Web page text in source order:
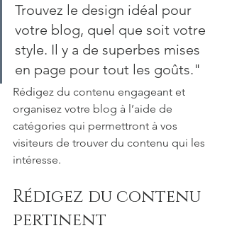
Trouvez le design idéal pour
votre blog, quel que soit votre
style. Il y a de superbes mises
en page pour tout les goûts."
Rédigez du contenu engageant et
organisez votre blog à l’aide de
catégories qui permettront à vos
visiteurs de trouver du contenu qui les
intéresse.
Rédigez du contenu
pertinent